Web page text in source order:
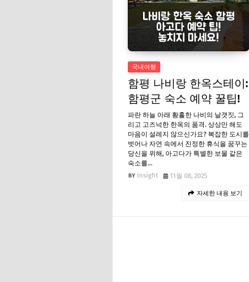
국내여행
함평 나비랑 한옥스테이:
함평군 숙소 예약 꿀팁!
파란 하늘 아래 황홀한 나비의 날갯짓, 그
리고 고즈넉한 한옥의 품격. 상상만 해도
마음이 설레지 않으신가요? 복잡한 도시를
벗어나 자연 속에서 진정한 휴식을 꿈꾸는
당신을 위해, 아고다가 특별한 보물 같은
숙소를…
Insight
11월 08, 2025
자세한 내용 보기